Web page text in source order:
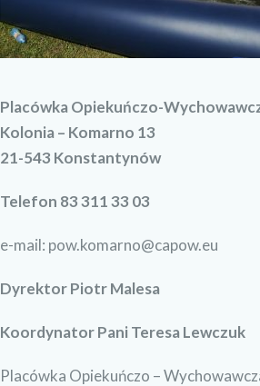
Placówka Opiekuńczo-
Kolonia – Komarno 13
21-543 Konstantynów
Telefon 83 311 33 03
e-mail: pow.komarno@capow.eu
Dyrektor Piotr Malesa
Koordynator Pani Teresa Lewczuk
Placówka Opiekuńczo –